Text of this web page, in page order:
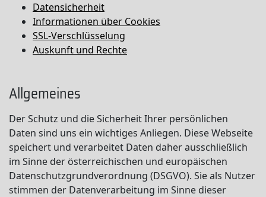
Datensicherheit
Informationen über Cookies
SSL-Verschlüsselung
Auskunft und Rechte
Allgemeines
Der Schutz und die Sicherheit Ihrer persönlichen
Daten sind uns ein wichtiges Anliegen. Diese Webseite
speichert und verarbeitet Daten daher ausschließlich
im Sinne der österreichischen und europäischen
Datenschutzgrundverordnung (DSGVO). Sie als Nutzer
stimmen der Datenverarbeitung im Sinne dieser